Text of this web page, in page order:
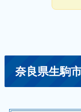
奈良県生駒